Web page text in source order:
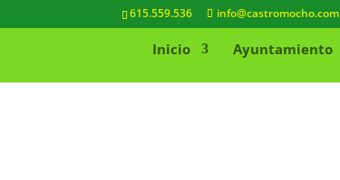
615.559.536 info@castromocho.com
Inicio Ayuntamiento